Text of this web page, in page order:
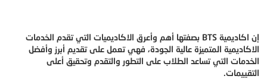
إن اكاديمية BTS بصفتها أهم وأعرق الاكاديميات التي تقدم الخدمات
الاكاديمية المتميزة عالية الجودة، فهي تعمل على تقديم أبرز وأفضل
الخدمات التي تساعد الطلاب على التطور والتقدم وتحقيق أعلى
التقييمات.